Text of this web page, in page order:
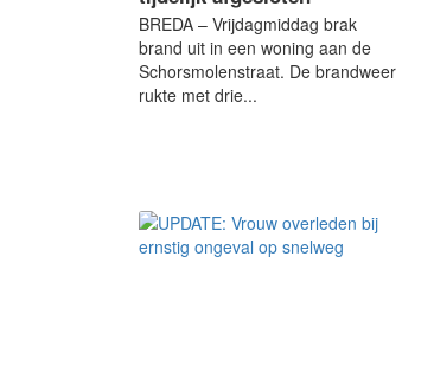
BREDA – Vrijdagmiddag brak
brand uit in een woning aan de
Schorsmolenstraat. De brandweer
rukte met drie...